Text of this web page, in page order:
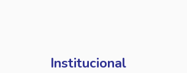
Institucional